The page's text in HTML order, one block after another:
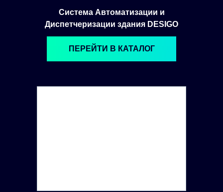
Система Автоматизации и
Диспетчеризации здания DESIGO
ПЕРЕЙТИ В КАТАЛОГ